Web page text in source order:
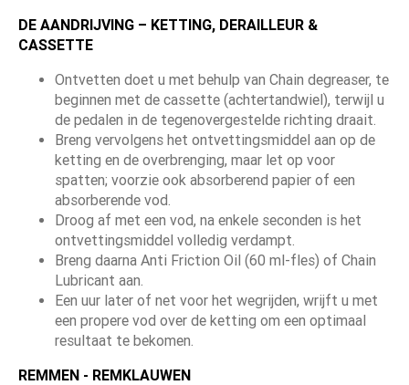
DE AANDRIJVING – KETTING, DERAILLEUR &
CASSETTE
Ontvetten doet u met behulp van Chain degreaser, te
beginnen met de cassette (achtertandwiel), terwijl u
de pedalen in de tegenovergestelde richting draait.
Breng vervolgens het ontvettingsmiddel aan op de
ketting en de overbrenging, maar let op voor
spatten; voorzie ook absorberend papier of een
absorberende vod.
Droog af met een vod, na enkele seconden is het
ontvettingsmiddel volledig verdampt.
Breng daarna Anti Friction Oil (60 ml-fles) of Chain
Lubricant aan.
Een uur later of net voor het wegrijden, wrijft u met
een propere vod over de ketting om een optimaal
resultaat te bekomen.
REMMEN - REMKLAUWEN